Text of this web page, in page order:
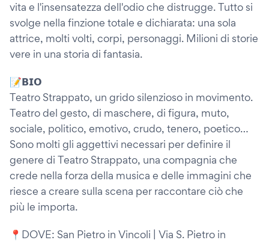
vita e l'insensatezza dell'odio che distrugge. Tutto si
svolge nella finzione totale e dichiarata: una sola
attrice, molti volti, corpi, personaggi. Milioni di storie
vere in una storia di fantasia.
📝𝗕𝗜𝗢
Teatro Strappato, un grido silenzioso in movimento.
Teatro del gesto, di maschere, di figura, muto,
sociale, politico, emotivo, crudo, tenero, poetico…
Sono molti gli aggettivi necessari per definire il
genere di Teatro Strappato, una compagnia che
crede nella forza della musica e delle immagini che
riesce a creare sulla scena per raccontare ciò che
più le importa.
📍DOVE: San Pietro in Vincoli | Via S. Pietro in